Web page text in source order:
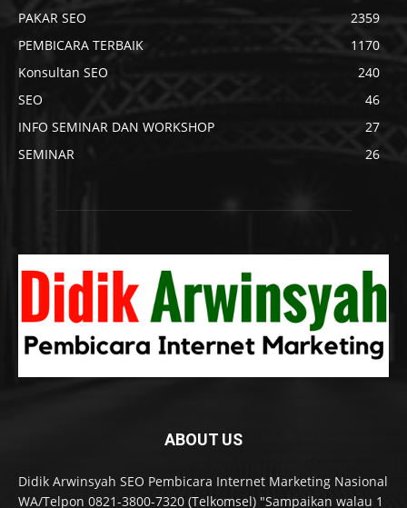
PAKAR SEO
2359
PEMBICARA TERBAIK
1170
Konsultan SEO
240
SEO
46
INFO SEMINAR DAN WORKSHOP
27
SEMINAR
26
ABOUT US
Didik Arwinsyah SEO Pembicara Internet Marketing Nasional
WA/Telpon 0821-3800-7320 (Telkomsel) "Sampaikan walau 1